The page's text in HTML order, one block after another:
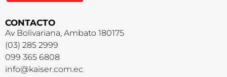
CONTACTO
Av Bolivariana, Ambato 180175
(03) 285 2999
099 365 6808
info@kaiser.com.ec